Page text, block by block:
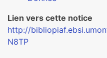
Lien vers cette notice
http://
N8TP